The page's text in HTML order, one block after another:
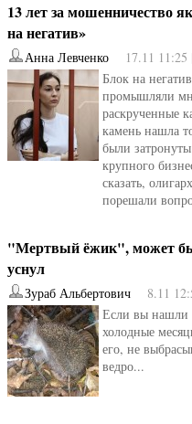
13 лет за мошенничество
на негатив»
Анна Левченко 17.11
Блок на
промышляли
раскрученные
камень нашла
были
крупного
сказать,
порешали
"Мертвый ёжик", может
уснул
Зураб Альбертович 8.11
Если вы нашли
холодные
его, не
ведро...